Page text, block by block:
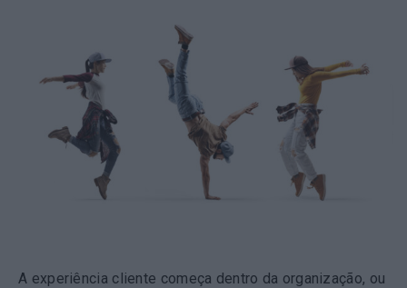
A experiência cliente começa dentro da organização, ou